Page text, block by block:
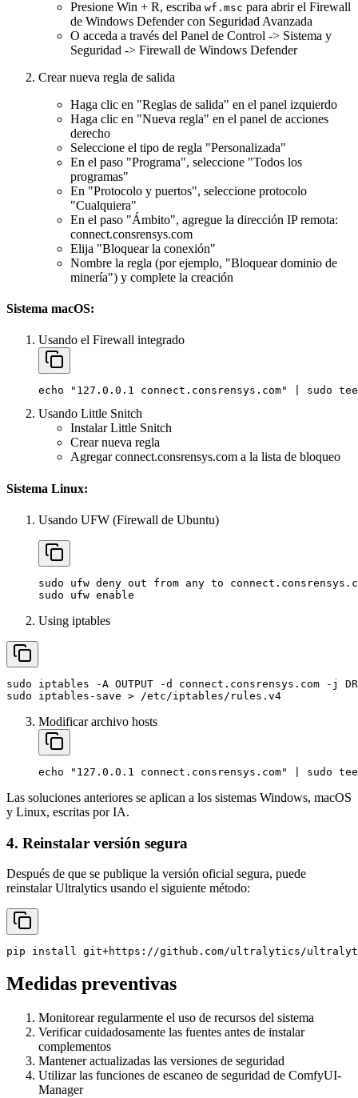
Presione Win + R, escriba wf.msc para abrir el Firewall
de Windows Defender con Seguridad Avanzada
O acceda a través del Panel de Control -> Sistema y
Seguridad -> Firewall de Windows Defender
Crear nueva regla de salida
Haga clic en "Reglas de salida" en el panel izquierdo
Haga clic en "Nueva regla" en el panel de acciones
derecho
Seleccione el tipo de regla "Personalizada"
En el paso "Programa", seleccione "Todos los
programas"
En "Protocolo y puertos", seleccione protocolo
"Cualquiera"
En el paso "Ámbito", agregue la dirección IP remota:
connect.consrensys.com
Elija "Bloquear la conexión"
Nombre la regla (por ejemplo, "Bloquear dominio de
minería") y complete la creación
Sistema macOS:
Usando el Firewall integrado
echo "127.0.0.1 connect.consrensys.com" sudo tee
Usando Little Snitch
Instalar Little Snitch
Crear nueva regla
Agregar connect.consrensys.com a la lista de bloqueo
Sistema Linux:
Usando UFW (Firewall de Ubuntu)
sudo ufw deny out from any to
sudo
ufw enable
Using iptables
sudo iptables -A OUTPUT -d connect.consrensys.com -j
sudo
iptables-save > /etc/iptables/rules.v4
Modificar archivo hosts
echo "127.0.0.1 connect.consrensys.com" sudo tee
Las soluciones anteriores se aplican a los sistemas Windows, macOS
y Linux, escritas por IA.
4. Reinstalar versión segura
Después de que se publique la versión oficial segura, puede
reinstalar Ultralytics usando el siguiente método:
pip install git+https://github.com/ultralytics/
Medidas preventivas
Monitorear regularmente el uso de recursos del sistema
Verificar cuidadosamente las fuentes antes de instalar
complementos
Mantener actualizadas las versiones de seguridad
Utilizar las funciones de escaneo de seguridad de ComfyUI-
Manager